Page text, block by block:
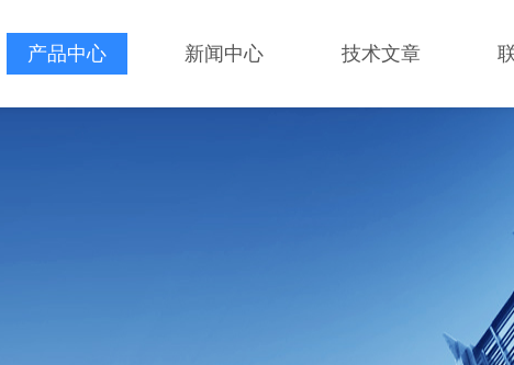
产品中心 新闻中心 技术文章